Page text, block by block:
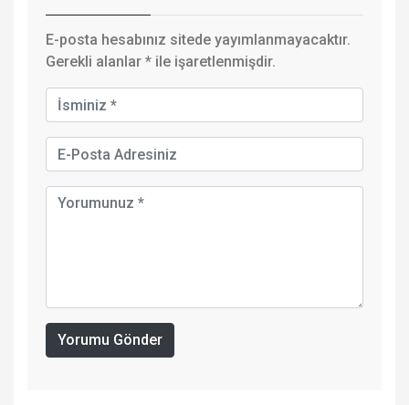
E-posta hesabınız sitede yayımlanmayacaktır.
Gerekli alanlar * ile işaretlenmişdir.
Yorumu Gönder